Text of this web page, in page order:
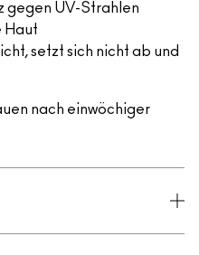
gegen UV-Strahlen
Haut
setzt sich nicht ab und
nach einwöchiger